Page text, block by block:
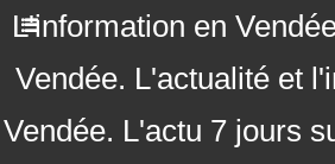
L'information en
Vendée. L'actualité et
Vendée. L'actu 7 jours